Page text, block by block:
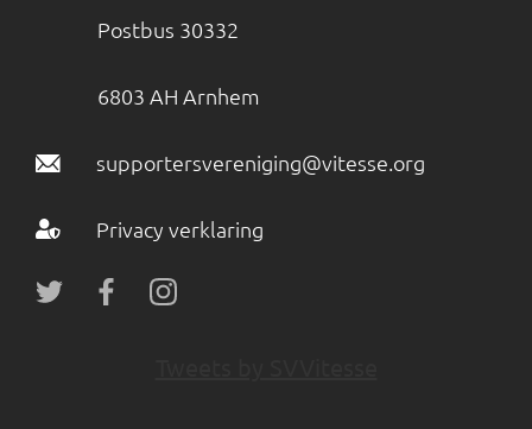
Postbus 30332
6803 AH Arnhem
supportersvereniging@vitesse.org
Privacy verklaring